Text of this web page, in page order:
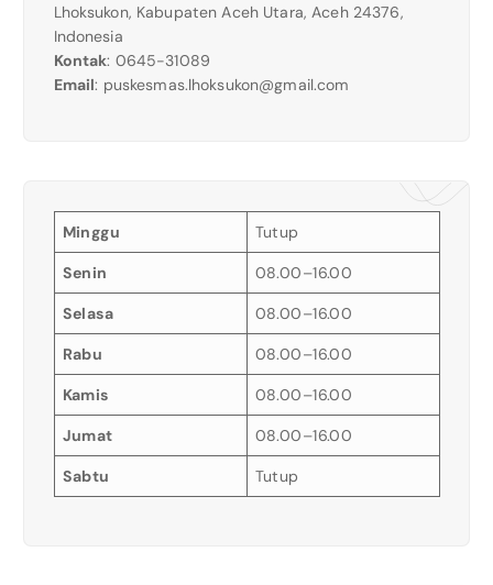
Lhoksukon, Kabupaten Aceh Utara, Aceh 24376,
Indonesia
Kontak: 0645-31089
Email: puskesmas.lhoksukon@gmail.com
Minggu Tutup
Senin 08.00–16.00
Selasa 08.00–16.00
Rabu 08.00–16.00
Kamis 08.00–16.00
Jumat 08.00–16.00
Sabtu Tutup